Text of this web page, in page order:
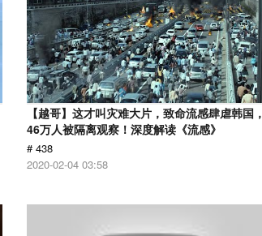
【越哥】这才叫灾难大片，致命流感肆虐韩国，
46万人被隔离观察！深度解读《流感》
# 438
2020-02-04 03:58